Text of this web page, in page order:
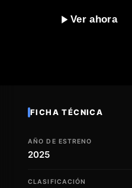
que la trama se
que nos impulsa a
Ver ahora
FICHA TÉCNICA
AÑO DE ESTRENO
2025
CLASIFICACIÓN